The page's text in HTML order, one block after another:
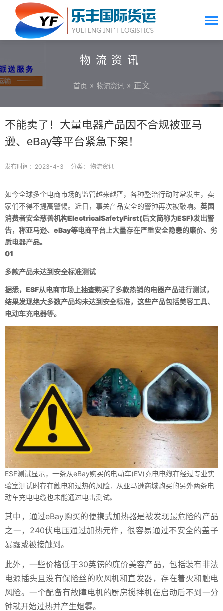
物流资讯
首页 » 物流资讯 » 正文
不能卖了！大量电器产品因不合规被亚马
逊、eBay等平台紧急下架！
发布时间：2023-4-3 分类： 物流资讯
如今全球多个电商市场的监管越来越严，各种整治行动时常发生，卖
家们不得不提高警惕。近日，事关产品安全的警钟再次被敲响。 英国
消费者安全慈善机构ElectricalSafetyFirst(后文简称为ESF)发出警
告，称亚马逊、eBay等电商平台上大量存在严重安全隐患的廉价、劣
质电器产品。
01
多款产品未达到安全标准测试
据悉，ESF从电商市场上抽查购买了多款热销的电器产品进行测试，
结果发现绝大多数产品均未达到安全标准，这些产品包括美容工具、
电动车充电器等。
ESF测试显示，一条从eBay购买的电动车(EV)充电电缆在经过专业实
验室测试时存在触电和过热的风险，从亚马逊商城购买的另外两条电
动车充电电缆也未能通过电击测试。
其中，通过eBay购买的便携式加热器是被发现最危险的产品
之一，240伏电压通过加热元件，很容易通过不安全的盖子
暴露或被接触到。
此外，一些价格低于30英镑的廉价美容产品，包括装有非法
电源插头且没有保险丝的吹风机和直发器，存在着火和触电
风险。一个配备有故障电机的厨房搅拌机在启动后不到一分
钟就开始过热并产生烟雾。